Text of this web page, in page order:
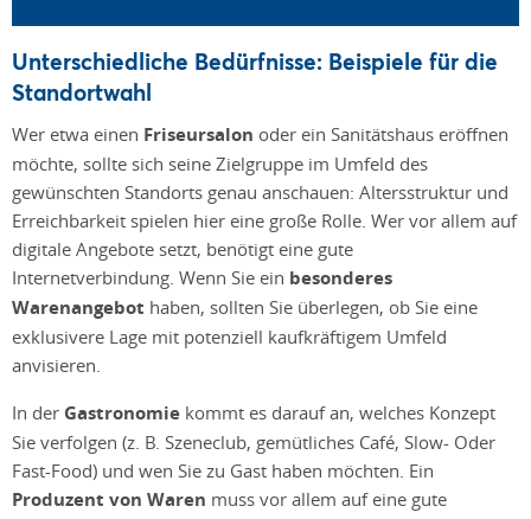
Unterschiedliche Bedürfnisse: Beispiele für die
Standortwahl
Wer etwa einen Friseursalon oder ein Sanitätshaus eröffnen
möchte, sollte sich seine Zielgruppe im Umfeld des
gewünschten Standorts genau anschauen: Altersstruktur und
Erreichbarkeit spielen hier eine große Rolle. Wer vor allem auf
digitale Angebote setzt, benötigt eine gute
Internetverbindung. Wenn Sie ein besonderes
Warenangebot haben, sollten Sie überlegen, ob Sie eine
exklusivere Lage mit potenziell kaufkräftigem Umfeld
anvisieren.
In der Gastronomie kommt es darauf an, welches Konzept
Sie verfolgen (z. B. Szeneclub, gemütliches Café, Slow- Oder
Fast-Food) und wen Sie zu Gast haben möchten. Ein
Produzent von Waren muss vor allem auf eine gute